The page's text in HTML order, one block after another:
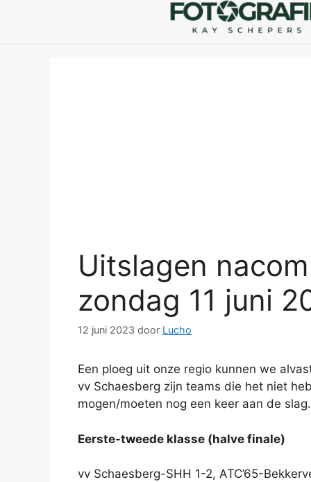
Uitslagen
zondag 11 juni
12 juni 2023 door Lucho
Een ploeg uit onze regio kunnen we
vv Schaesberg zijn teams die het niet
mogen/moeten nog een keer aan de
Eerste-tweede klasse (halve finale)
vv Schaesberg-SHH 1-2, ATC’65-